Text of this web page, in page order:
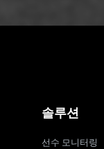
솔루션
선수 모니터링